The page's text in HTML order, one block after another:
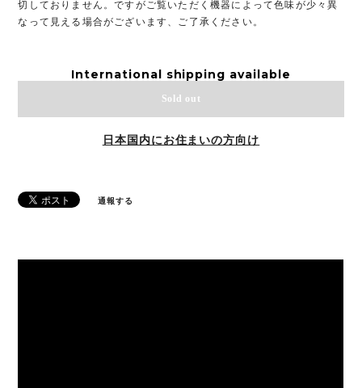
切しておりません。ですがご覧いただく機器によって色味が少々異
なって見える場合がございます、ご了承ください。
International shipping available
Sold out
日本国内にお住まいの方向け
通報する